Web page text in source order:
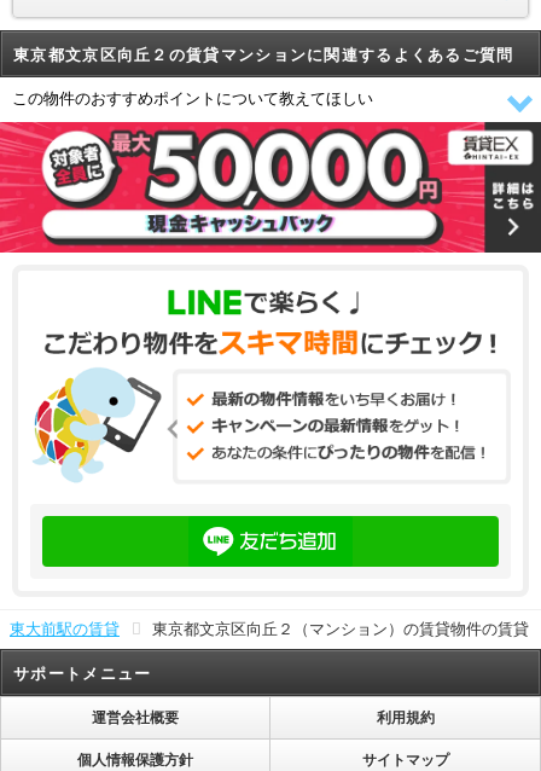
東京都文京区向丘２の賃貸マンションに関連するよくあるご質問
この物件のおすすめポイントについて教えてほしい
東大前駅の賃貸 東京都文京区向丘２（マンション）の賃貸物件の賃貸
サポートメニュー
運営会社概要 利用規約
個人情報保護方針 サイトマップ